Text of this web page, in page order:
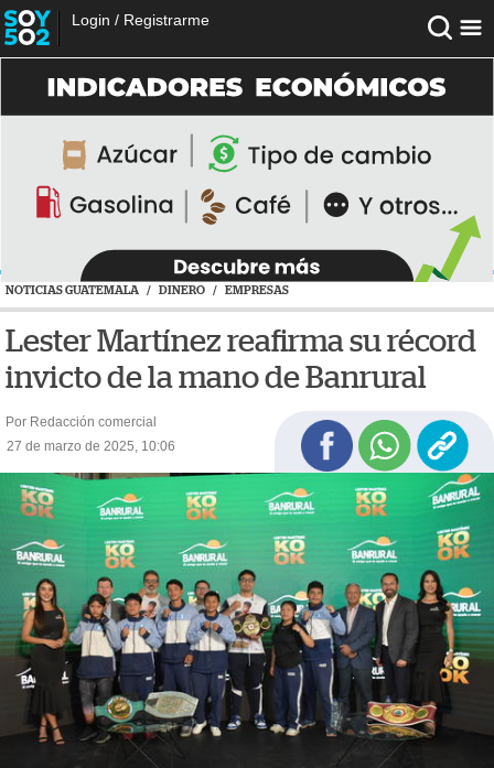
Login / Registrarme
NOTICIAS GUATEMALA / DINERO / EMPRESAS
Lester Martínez reafirma su récord
invicto de la mano de Banrural
Por Redacción comercial
27 de marzo de 2025, 10:06